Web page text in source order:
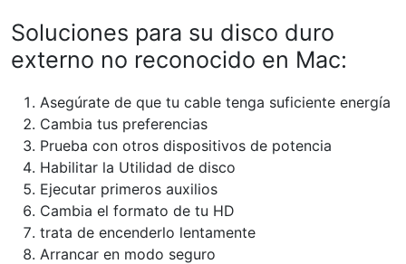
Soluciones para su disco duro
externo no reconocido en Mac:
Asegúrate de que tu cable tenga suficiente energía
Cambia tus preferencias
Prueba con otros dispositivos de potencia
Habilitar la Utilidad de disco
Ejecutar primeros auxilios
Cambia el formato de tu HD
trata de encenderlo lentamente
Arrancar en modo seguro